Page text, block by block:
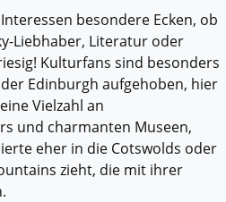
besondere Ecken, ob
Liebhaber, Literatur oder
Kulturfans sind besonders
Edinburgh aufgehoben, hier
Vielzahl an
und charmanten Museen,
eher in die Cotswolds oder
zieht, die mit ihrer